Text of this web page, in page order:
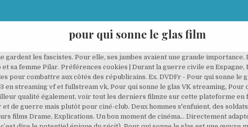
pour qui sonne le glas film
Synopsis [modifier | modifier le code]. Film Pour qui sonne le glas Genre : Drame Durée : 155 minutes Réalisateur : Sam Wood Avec Gary Cooper, Ingrid Bergman, Vladimir Sokoloff, Katina Paxinou, Akim Tamiroff, Joseph Calleia, Arturo De Cordova, Mikhail Rasummy, Fortunio Bonanova, Eric Feldary Nationalité : Etats-Unis Année : 1943 Politique de cookies | Loading... Unsubscribe from flex1959? Pour qui sonne le glas est un bon film manufacured par Paramount Pictures, en utilisant un description du film est "Robert, americain, est venu combattre pour la Republique espagnole.Il est charge de faire sauter un pont que gardent les fascistes. Acteurs et actrices. Données Personnelles | Toutes les informations sur Pour qui sonne le glas, film réalisé par Sam Wood avec Gary Cooper et Ingrid Bergman sorti en 1947. Le film qui en a été tiré, et dont Ingrid Bergman et Gary Cooper étaient les héros, étendit encore sa très grande popularité. Meurtres à Granville sur France 3 : que pense la presse du téléfilm avec Florence Pernel et Raphaël Lenglet ? On l'a retirée de la distribution de Pour qui sonne le glas et on lui a donné un autre rôle. Pourtant on ne parle pas ici d’un film historique, mais bien d’un sujet encore d’actualité en 1943. L’action aurait pu se passer partout dans le monde ou dans n’importe quel contexte et cela n’aurait rien changé au contenu. Ca me parait pas non plus aussi pro-communiste que le livre, mais vu la date de sortie, ca ne m'étonne pas vraiment. Pourquoi choisir de porter à l’écran un roman ayant comme toile de fond la guerre civile espagnole si c’est pour en ignorer tout l’aspect idéologique? ***** Pour qui sonne le glas ***** Nom de la Release : Pour.Qui.Sonne.Le.Glas.1943.FRENCH.DVDRiP.XViD.AC3-HuSh Origine du film: États-Unis Réalisateur(s): Sam Wood Acteur(s): Gary Cooper (Robert Jordan), Ingrid Bergman (Maria), Akim Tamiroff (Pablo), Arturo de Córdova (Agustin), Vladimir Sokoloff (Anselmo), Mikhail Rasumny (Rafael), Fortunio Bonanova … De la séquence d'ouverture à la séquence de fermeture, le film est traversé par trois thèmes majeurs. Ingrid Bergman. Ce mercredi à la TV sur TCM CINEMA, regardez Pour qui sonne le glas. Pour plus de détails, voir Fiche technique et Distribution. Retrouvez tout le casting du film Pour qui sonne le glas réalisé par Sam Wood avec Gary Cooper, Ingrid Bergman, Akim Tamiroff, Arturo de Cordova. Vous souhaiter regarder le film Pour qui sonne le glas directement en streaming depuis une plateforme en ligne ? Synopsis : Robert, americain, est venu combattre pour la Republique espagnole. Si l’on examine Pour qui sonne le glas sous l’angle de la fidélité à Ernest Hemingway et à sa vision du monde, le film de Sam Wood paraîtra hors de propos. Robert Jordan, Anselmo et les autres sont prêts à le faire, comme «tout homme de bien le ferait», avec des accolades fréquentes qui renforcent l’impression d’un compagnonnage intense. Ce film est tiré du roman d'Ernest Hemingway Pour qui sonne le glas. 7 abonnés Pour qui sonne le glas est un film réalisé par Sam Wood avec Gary Cooper, Ingrid Bergman. Le chef Pablo est peu combatif et c'est sa femme Pilar qui prend le commandement. Publicité | Diffusé ce soir à 20h50 sur Arte, Pour qui sonne le glas ? C’est un hymne à la vie traversée par la mort, la vie simple et poignante décrite comme «sentir son cœur battre contre le sol tapissé d’aiguilles de pin». Vérifiez la prononciation, les synonymes et la grammaire. Pour qui sonne le glas est le livre de chevet de Barack Obama, mais était aussi celui de Fidel Castro (Biographie à deux voix d' Ignacio Ramonet). Pour Qui Sonne Le Glas ?, un film de Sam Wood | Synopsis : Robert est un aventurier américain, venu en Espagne s'engager dans les "Brigades Internationales", pour combattre les fascistes. Achat Pour Qui Sonne Le Glas à prix bas sur Rakuten. Une lecture du film en termes d'autoanalyse, Oscar de la meilleure actrice dans un second rôle, Protestation devant les libertaires du présent et du futur sur les capitulations de 1937, Spanish Cockpit : Rapport sur les conflits sociaux et politiques en Espagne (1936-1937), Le Labyrinthe espagnol - Origines sociales et politiques de la Guerre civile, Révolution et contre-révolution en Catalogne, La Révolution espagnole : la gauche et la lutte pour le pouvoir, https://fr.wikipedia.org/w/index.php?title=Pour_qui_sonne_le_glas_(film)&oldid=174542123, Adaptation d'un roman américain au cinéma, Film avec un Oscar de la meilleure actrice dans un second rôle, Film avec un Golden Globe de la meilleure actrice dans un second rôle, Catégorie Commons avec lien local identique sur Wikidata, Page pointant vers des bases relatives à l'audiovisuel, Portail:Époque contemporaine/Articles liés, licence Creative Commons attribution, partage dans les mêmes conditions,